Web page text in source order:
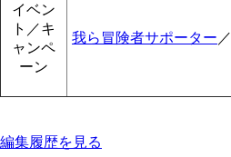
イベン
ト／キ
ャンペ
ーン
我ら冒険者サポーター ／
編集履歴を見る